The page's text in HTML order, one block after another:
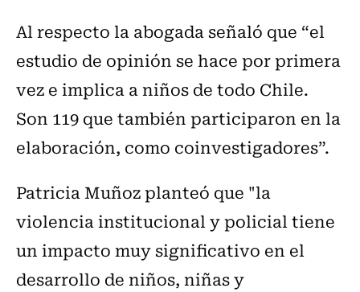
Al respecto la abogada señaló que “el
estudio de opinión se hace por primera
vez e implica a niños de todo Chile.
Son 119 que también participaron en la
elaboración, como coinvestigadores”.
Patricia Muñoz planteó que "la
violencia institucional y policial tiene
un impacto muy significativo en el
desarrollo de niños, niñas y